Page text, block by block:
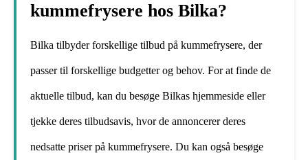
kummefrysere hos Bilka?
Bilka tilbyder forskellige tilbud på kummefrysere, der
passer til forskellige budgetter og behov. For at finde de
aktuelle tilbud, kan du besøge Bilkas hjemmeside eller
tjekke deres tilbudsavis, hvor de annoncerer deres
nedsatte priser på kummefrysere. Du kan også besøge